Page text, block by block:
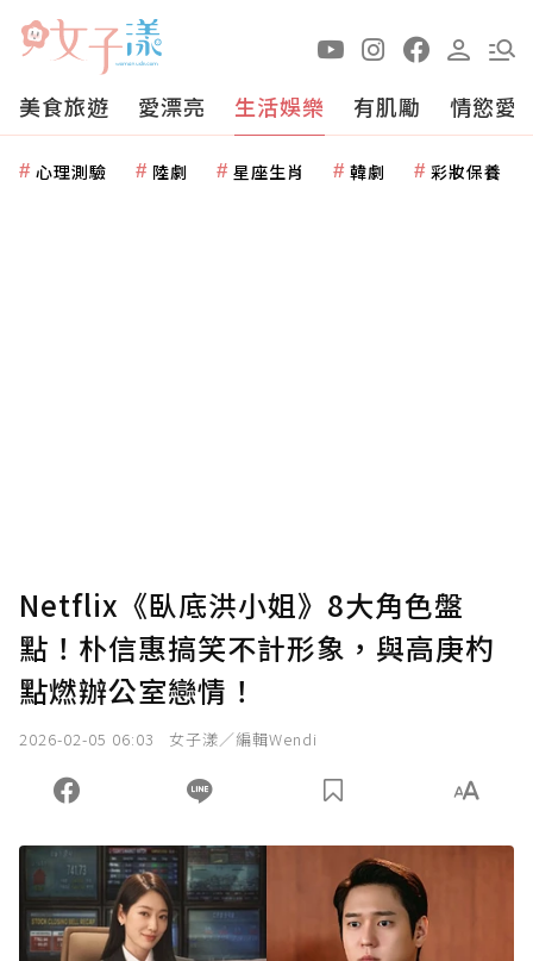
美食旅遊 愛漂亮 生活娛樂 有肌勵 情慾愛
心理測驗 陸劇 星座生肖 韓劇 彩妝保養
Netflix《臥底洪小姐》8大角色盤
點！朴信惠搞笑不計形象，與高庚杓
點燃辦公室戀情！
2026-02-05 06:03 女子漾／編輯Wendi